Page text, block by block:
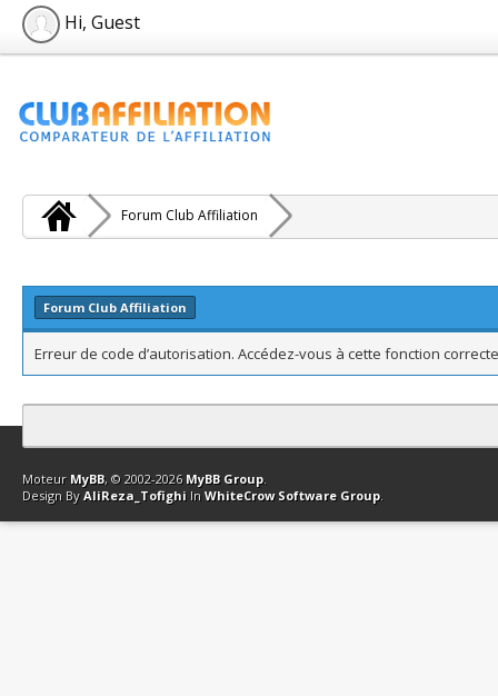
Hi, Guest
Forum Club Affiliation
Forum Club Affiliation
Erreur de code d’autorisation. Accédez-vous à cette fonction
Contact Club Affiliation Retourner en haut Version bas-débit
Moteur MyBB, © 2002-2026 MyBB Group.
Design By AliReza_Tofighi In WhiteCrow Software Group.